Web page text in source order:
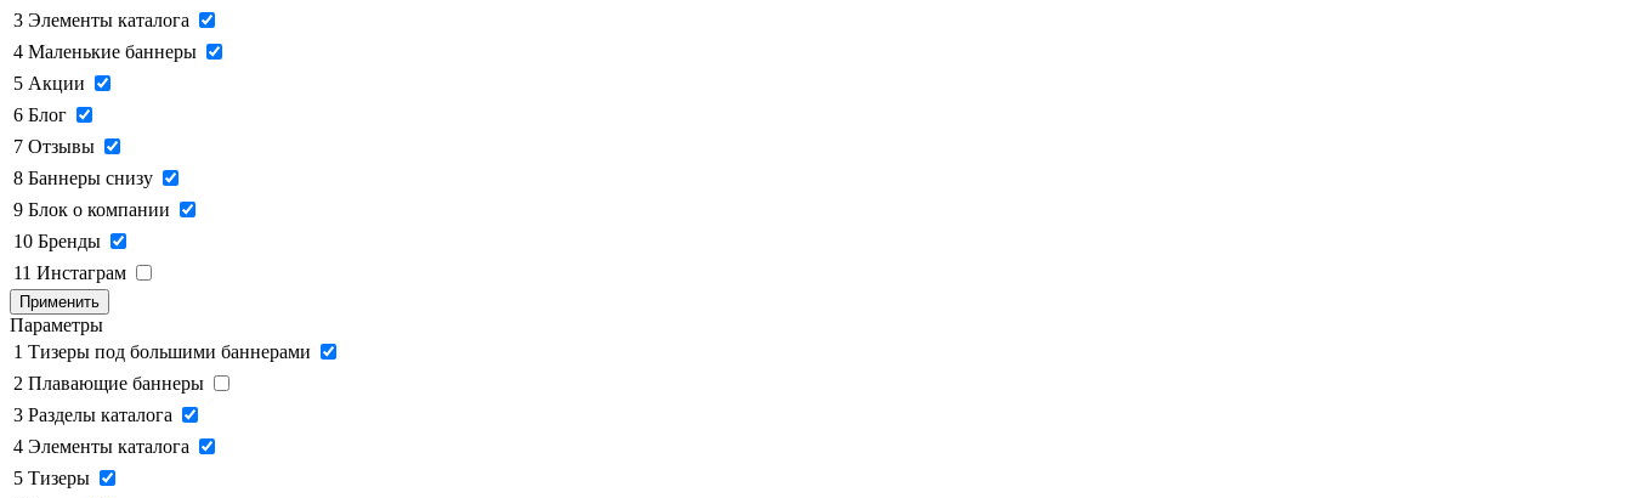
3 Элементы каталога
4 Маленькие баннеры
5 Акции
6 Блог
7 Отзывы
8 Баннеры снизу
9 Блок о компании
10 Бренды
11 Инстаграм
Применить
Параметры
1 Тизеры под большими баннерами
2 Плавающие баннеры
3 Разделы каталога
4 Элементы каталога
5 Тизеры